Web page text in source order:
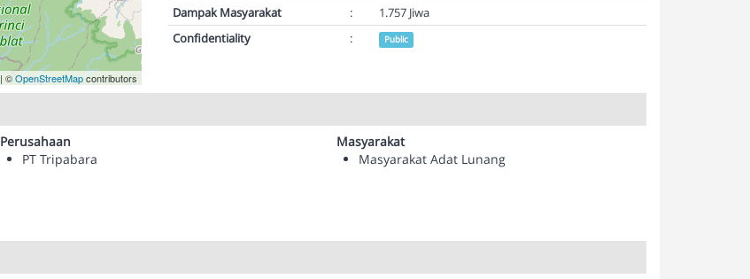
| ©OpenStreetMapcontributors
Dampak Masyarakat
:
1.757 Jiwa
Confidentiality
: Public
Perusahaan
PT Tripabara
Masyarakat
Masyarakat Adat Lunang